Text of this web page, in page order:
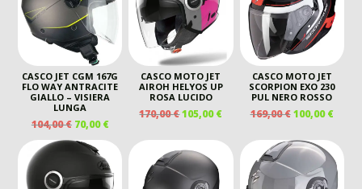
CASCO JET CGM 167G
FLO WAY ANTRACITE
GIALLO – VISIERA
LUNGA
104,00€ IL
PREZZO
ORIGINALE
104,00 €.
70,00€IL
PREZZO
ATTUALE
È:
70,00 €.
CASCO MOTO JET
AIROH HELYOS UP
ROSA LUCIDO
170,00€IL
ORIGINALE
ERA:
170,00 €.
105,00€IL
ATTUALE
105,00 €.
CASCO MOTO JET
SCORPION EXO 230
PUL NERO ROSSO
169,00€ IL
ORIGINALE
ERA:
169,00 €.
100,00€IL
È: